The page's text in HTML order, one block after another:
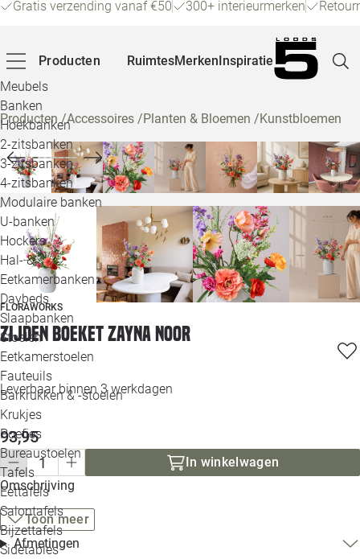
Gratis verzending vanaf €50 300+ interieurmerken
Producten
Meubels
Banken
Hoekbanken
2-zitsbanken
3-zitsbanken
4-zitsbanken
Modulaire banken
U-banken
Hockers
Hal- &
Eetkamerbanken
Daybeds
Slaapbanken
Stoelen
Eetkamerstoelen
Fauteuils
Barkrukken & -stoelen
Krukjes
Poefjes
Bureaustoelen
Tafels
Eettafels
Salontafels
Bijzettafels
Sidetables
RuimtesMerkenInspiratie
Producten/Accessoires /Planten & Bloemen /Kunstbloemen
FLORAWORKS
Zijden boeket Zayna Noor
Leverbaar binnen 3 werkdagen
93,95
In winkelwagen
Omschrijving
Toon meer
Afmetingen